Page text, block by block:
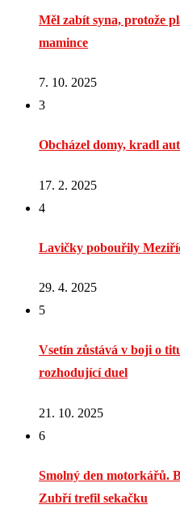
Měl zabít syna, protože
mamince
7. 10. 2025
3
Obcházel domy, kradl
17. 2. 2025
4
Lavičky pobouřily
29. 4. 2025
5
Vsetín zůstává v boji o
rozhodující duel
21. 10. 2025
6
Smolný den motorkářů.
Zubří trefil sekačku